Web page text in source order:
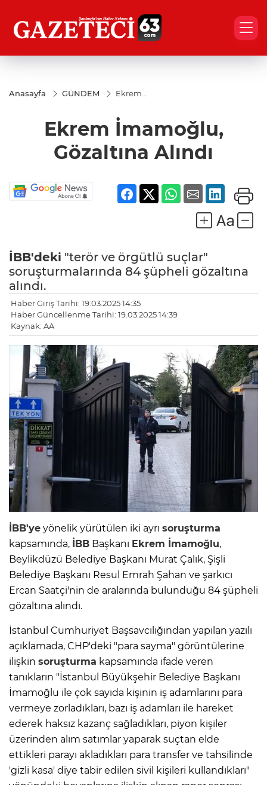
Anasayfa GÜNDEM
Ekrem
Alındı
Ekrem İmamoğlu,
Gözaltına Alındı
İBB'deki "terör ve örgütlü suçlar"
soruşturmalarında 84 şüpheli gözaltına
alındı.
Haber Giriş Tarihi: 19.03.2025 14:35
Haber Güncellenme Tarihi: 19.03.2025 14:39
Kaynak: AA
İBB'ye yönelik yürütülen iki ayrı soruşturma
kapsamında, İBB Başkanı Ekrem İmamoğlu,
Beylikdüzü Belediye Başkanı Murat Çalık, Şişli
Belediye Başkanı Resul Emrah Şahan ve şarkıcı
Ercan Saatçi'nin de aralarında bulunduğu 84 şüpheli
gözaltına alındı.
İstanbul Cumhuriyet Başsavcılığından yapılan yazılı
açıklamada, CHP'deki "para sayma" görüntülerine
ilişkin soruşturma kapsamında ifade veren
tanıkların "İstanbul Büyükşehir Belediye Başkanı
İmamoğlu ile çok sayıda kişinin iş adamlarını para
vermeye zorladıkları, bazı iş adamları ile hareket
ederek haksız kazanç sağladıkları, piyon kişiler
üzerinden alım satımlar yaparak suçtan elde
ettikleri parayı akladıkları para transfer ve tahsilinde
'gizli kasa' diye tabir edilen sivil kişileri kullandıkları"